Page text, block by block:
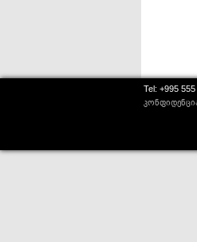
Tel: +995